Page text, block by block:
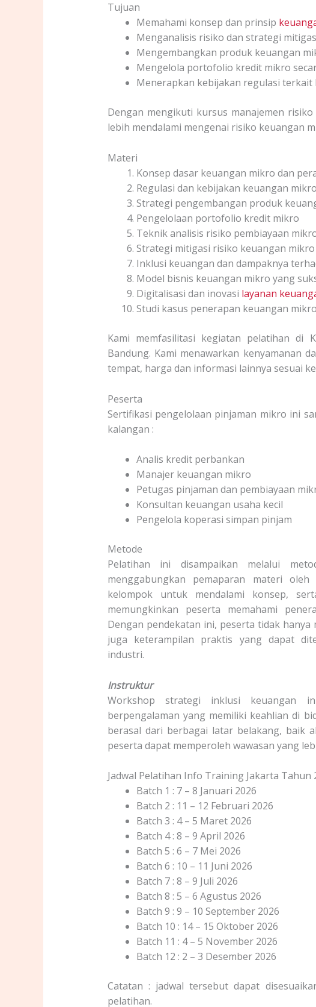
Tujuan
Memahami konsep dan prinsip
Menganalisis risiko dan strategi
Mengembangkan produk keuangan
Mengelola portofolio kredit mikro
Menerapkan kebijakan regulasi terkait
Dengan mengikuti kursus manajemen
lebih mendalami mengenai risiko keuangan
Materi
Konsep dasar keuangan mikro dan
Regulasi dan kebijakan keuangan
Strategi pengembangan produk
Pengelolaan portofolio kredit mikro
Teknik analisis risiko pembiayaan
Strategi mitigasi risiko keuangan mikro
Inklusi keuangan dan dampaknya
Model bisnis keuangan mikro yang
Digitalisasi dan inovasi layanan
Studi kasus penerapan keuangan
Kami memfasilitasi kegiatan pelatihan di
Bandung. Kami menawarkan kenyamanan
tempat, harga dan informasi lainnya sesuai
Peserta
Sertifikasi pengelolaan pinjaman mikro ini
kalangan :
Analis kredit perbankan
Manajer keuangan mikro
Petugas pinjaman dan pembiayaan
Konsultan keuangan usaha kecil
Pengelola koperasi simpan pinjam
Metode
Pelatihan ini disampaikan melalui
menggabungkan pemaparan materi
kelompok untuk mendalami konsep,
memungkinkan peserta memahami
Dengan pendekatan ini, peserta tidak
juga keterampilan praktis yang dapat
industri.
Instruktur
Workshop strategi inklusi keuangan
berpengalaman yang memiliki keahlian di
berasal dari berbagai latar belakang, baik
peserta dapat memperoleh wawasan yang
Jadwal Pelatihan Info Training Jakarta Tahun
Batch 1 : 7 – 8 Januari 2026
Batch 2 : 11 – 12 Februari 2026
Batch 3 : 4 – 5 Maret 2026
Batch 4 : 8 – 9 April 2026
Batch 5 : 6 – 7 Mei 2026
Batch 6 : 10 – 11 Juni 2026
Batch 7 : 8 – 9 Juli 2026
Batch 8 : 5 – 6 Agustus 2026
Batch 9 : 9 – 10 September 2026
Batch 10 : 14 – 15 Oktober 2026
Batch 11 : 4 – 5 November 2026
Batch 12 : 2 – 3 Desember 2026
Catatan : jadwal tersebut dapat
pelatihan.